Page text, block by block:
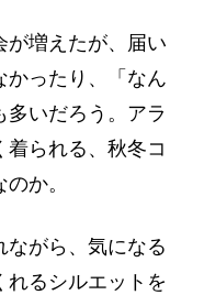
増えたが、届い
かったり、「なん
いだろう。アラ
着られる、秋冬コ
か。
がら、気になる
れるシルエットを